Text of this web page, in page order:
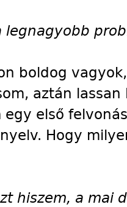
legnagyobb
boldog
aztán
első
Hogy
hiszem, a mai